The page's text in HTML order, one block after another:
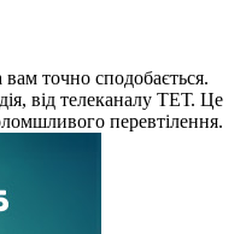
точно сподобається.
від телеканалу ТЕТ. Це
перевтілення.